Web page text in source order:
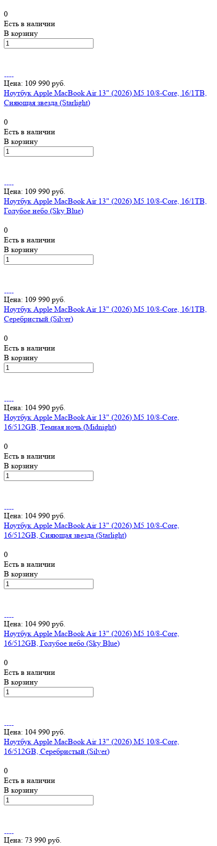
0
Есть в наличии
В корзину
Цена: 109 990 руб.
Ноутбук Apple MacBook Air 13" (2026) M5 10/8-Core, 16/1TB,
Сияющая звезда (Starlight)
0
Есть в наличии
В корзину
Цена: 109 990 руб.
Ноутбук Apple MacBook Air 13" (2026) M5 10/8-Core, 16/1TB,
Голубое небо (Sky Blue)
0
Есть в наличии
В корзину
Цена: 109 990 руб.
Ноутбук Apple MacBook Air 13" (2026) M5 10/8-Core, 16/1TB,
Серебристый (Silver)
0
Есть в наличии
В корзину
Цена: 104 990 руб.
Ноутбук Apple MacBook Air 13" (2026) M5 10/8-Core,
16/512GB, Темная ночь (Midnight)
0
Есть в наличии
В корзину
Цена: 104 990 руб.
Ноутбук Apple MacBook Air 13" (2026) M5 10/8-Core,
16/512GB, Сияющая звезда (Starlight)
0
Есть в наличии
В корзину
Цена: 104 990 руб.
Ноутбук Apple MacBook Air 13" (2026) M5 10/8-Core,
16/512GB, Голубое небо (Sky Blue)
0
Есть в наличии
В корзину
Цена: 104 990 руб.
Ноутбук Apple MacBook Air 13" (2026) M5 10/8-Core,
16/512GB, Серебристый (Silver)
0
Есть в наличии
В корзину
Цена: 73 990 руб.